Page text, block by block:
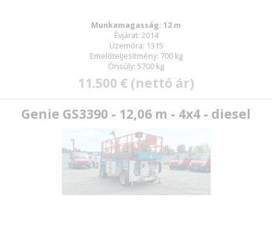
Munkamagasság: 12 m
Évjárat: 2014
Üzemóra: 1315
Emelőteljesítmény: 700 kg
Önsúly: 5700 kg
11.500 € (nettó ár)
Genie GS3390 - 12,06 m - 4x4 - diesel